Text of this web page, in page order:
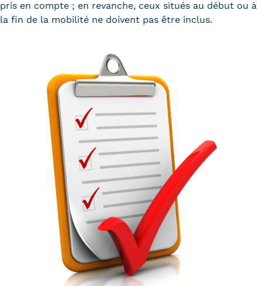
pris en compte ; en revanche, ceux situés au début ou à
la fin de la mobilité ne doivent pas être inclus.